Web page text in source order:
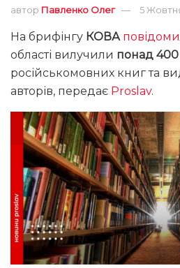
автор Павленко Олег 5
На брифінгу КОВА
області вилучили понад 400
російськомовних книг та
авторів, передає Proslav.